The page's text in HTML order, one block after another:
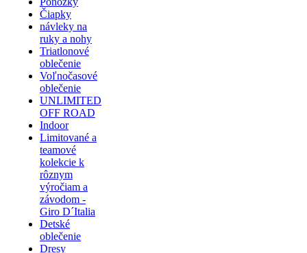
Čiapky
návleky na
ruky a nohy
Triatlonové
oblečenie
Voľnočasové
oblečenie
UNLIMITED
OFF ROAD
Indoor
Limitované a
teamové
kolekcie k
rôznym
výročiam a
závodom -
Giro D´Italia
Detské
oblečenie
Dresy